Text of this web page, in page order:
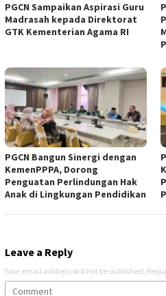
PGCN Sampaikan Aspirasi Guru
Madrasah kepada Direktorat
GTK Kementerian Agama RI
PGCN Bangun Sinergi dengan
KemenPPPA, Dorong
Penguatan Perlindungan Hak
Anak di Lingkungan Pendidikan
Leave a Reply
Your email address will not be published.